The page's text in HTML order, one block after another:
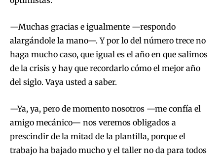
—Muchas gracias e igualmente —respondo
alargándole la mano—. Y por lo del número trece no
haga mucho caso, que igual es el año en que salimos
de la crisis y hay que recordarlo cómo el mejor año
del siglo. Vaya usted a saber.
—Ya, ya, pero de momento nosotros —me confía el
amigo mecánico— nos veremos obligados a
prescindir de la mitad de la plantilla, porque el
trabajo ha bajado mucho y el taller no da para todos